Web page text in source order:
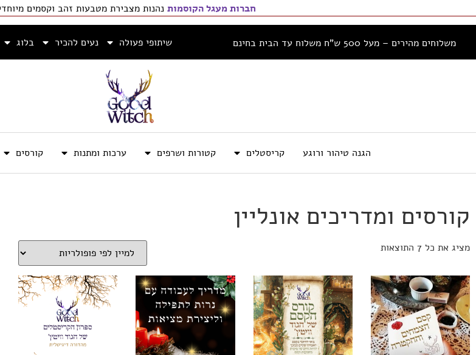
חברות מעגל הקוסמות נהנות מצבירת מטבעות זהב וקסמים
משלוחים מהירים – מעל 500 ש”ח משלוח עד הבית בחינם שיתופי פעולה נעים להכיר בלוג
הגנה טיהור ורוגע קריסטלים קטורות ושרפים ערכות ומתנות קורסים
קורסים ומדריכים אונליין
מציג את כל 7 התוצאות